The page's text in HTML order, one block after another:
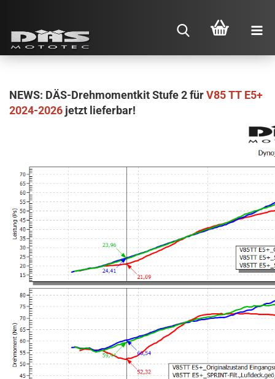
NEWS: DÄS-Drehmomentkit Stufe 2 fürV85 TT E5+
2024-2026 jetzt lieferbar!